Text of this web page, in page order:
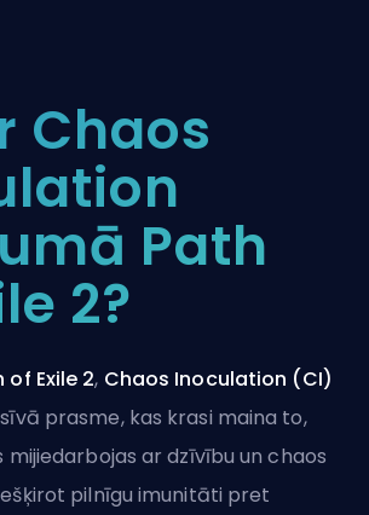
Chaos
Path
2?
of Exile 2, Chaos Inoculation (CI)
prasme, kas krasi maina to,
mijiedarbojas ar dzīvību un chaos
pilnīgu imunitāti pret